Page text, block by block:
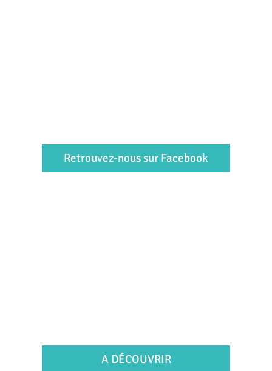
Retrouvez-nous sur Facebook
A DÉCOUVRIR